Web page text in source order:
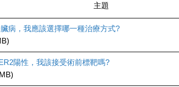
主題
病，我應該選擇哪一種治療方式?
陽性，我該接受術前標靶嗎?